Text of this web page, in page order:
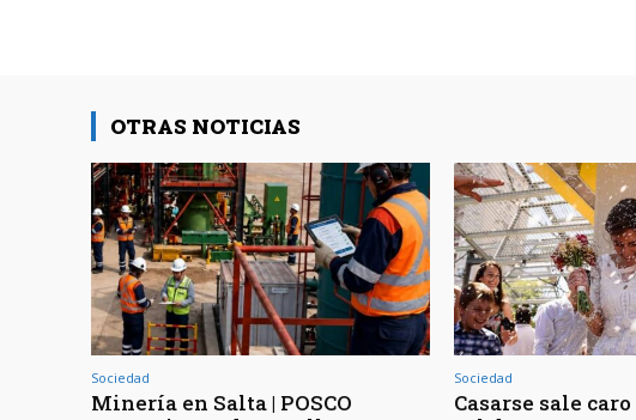
OTRAS NOTICIAS
Sociedad
Minería en Salta | POSCO
Sociedad
Casarse sale caro